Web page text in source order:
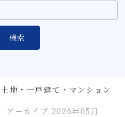
地・一戸建て・マンション
アーカイブ 2026年05月